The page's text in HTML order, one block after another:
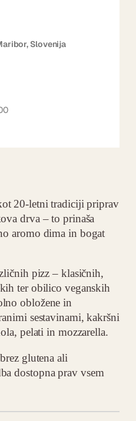
Slovenija
20-letni tradiciji priprav
drva – to prinaša
aromo dima in bogat
pizz – klasičnih,
ter obilico veganskih
obložene in
sestavinami, kakršni
pelati in mozzarella.
glutena ali
dostopna prav vsem